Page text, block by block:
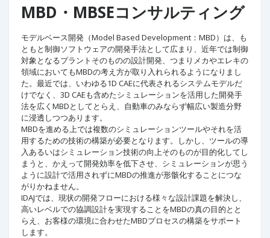
MBD・MBSEコンサルティング
モデルベース開発（Model Based Development：MBD）は、も
ともと制御ソフトウェアの開発手法として広まり、近年では制御
対象となるプラントそのものの設計開発、つまりメカやエレキの
領域においてもMBDの考え方が取り入れられるようになりまし
た。最近では、いわゆる1D CAEに代表されるシステムモデルだ
けでなく、3D CAEも含めたシミュレーションを活用した開発手
法を広くMBDとしてとらえ、自動車のみならず幅広い製造分野
に浸透しつつあります。
MBDを進める上では複数のシミュレーションツールやそれを活
用するための技術の構築が必要となります。しかし、ツールの導
入あるいはシミュレーション技術の向上そのものが目的化してし
まうと、かえって開発効率を低下させ、シミュレーションが思う
ように設計で活用されずにMBDの推進が形骸化することにつな
がりかねません。
IDAJでは、現状の開発フローにおける様々な設計課題を解決し、
高いレベルでの協調設計を実現することをMBDの真の目的とと
らえ、お客様の環境に合わせたMBDプロセスの構築をサポート
します。